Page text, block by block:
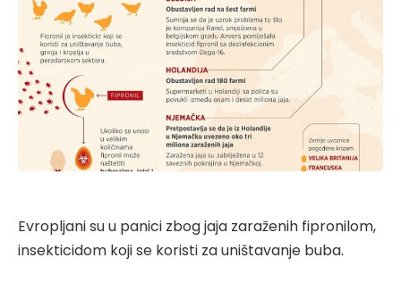
Evropljani su u panici zbog jaja zaraženih fipronilom,
insekticidom koji se koristi za uništavanje buba.